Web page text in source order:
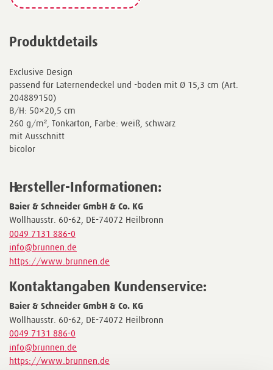
Produktdetails
Exclusive Design
passend für Laternendeckel und -boden mit Ø 15,3 cm (Art.
204889150)
B/H: 50×20,5 cm
260 g/m², Tonkarton, Farbe: weiß, schwarz
mit Ausschnitt
bicolor
Hersteller-Informationen:
Baier & Schneider GmbH & Co. KG
Wollhausstr. 60-62, DE-74072 Heilbronn
0049 7131 886-0
info@brunnen.de
https://www.brunnen.de
Kontaktangaben Kundenservice:
Baier & Schneider GmbH & Co. KG
Wollhausstr. 60-62, DE-74072 Heilbronn
0049 7131 886-0
info@brunnen.de
https://www.brunnen.de